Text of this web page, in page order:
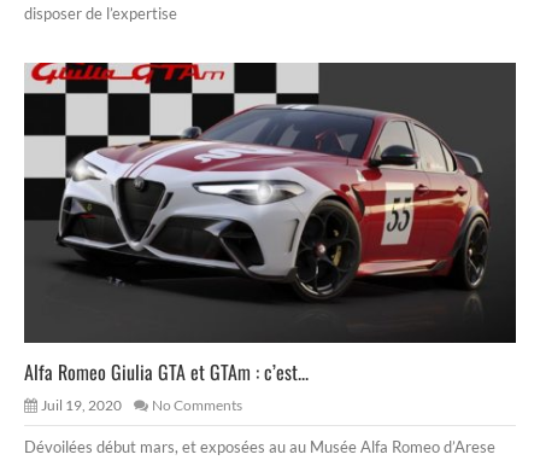
disposer de l’expertise
Alfa Romeo Giulia GTA et GTAm : c’est...
Juil 19, 2020 No Comments
Dévoilées début mars, et exposées au au Musée Alfa Romeo d’Arese